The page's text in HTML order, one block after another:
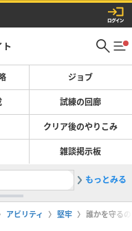
ジョブ
試練の回廊
クリア後のやりこみ
雑談掲示板
2グラン
もっとみる
アビリティ 堅牢 誰かを守る